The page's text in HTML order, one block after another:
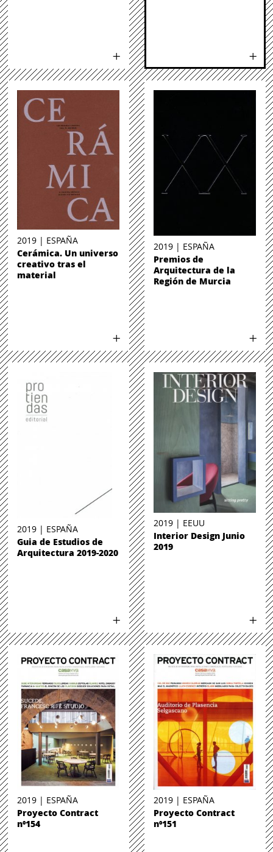
2019 | ESPAÑA
Cerámica. Un universo
creativo tras el
material
2019 | ESPAÑA
Premios de
Arquitectura de la
Región de Murcia
2019 | ESPAÑA
Guia de Estudios de
Arquitectura 2019-2020
2019 | EEUU
Interior Design Junio
2019
2019 | ESPAÑA
Proyecto Contract
nº154
2019 | ESPAÑA
Proyecto Contract
nº151